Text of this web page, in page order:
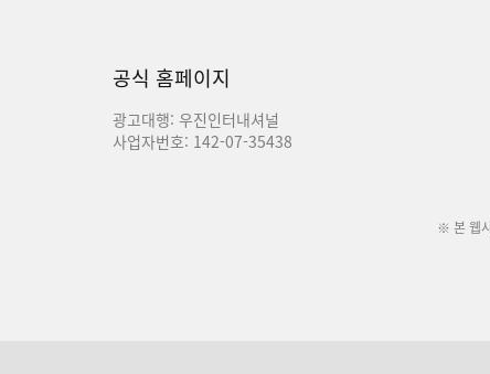
공식 홈페이지
광고대행: 우진인터내셔널
사업자번호: 142-07-35438
※ 본 웹